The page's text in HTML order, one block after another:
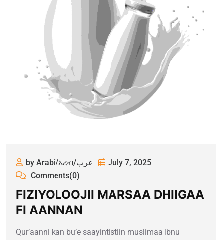
by Arabi/አረብ/عرب
July 7, 2025
Comments(0)
FIZIYOLOOJII MARSAA DHIIGAA
FI AANNAN
Qur’aanni kan bu’e saayintistiin muslimaa Ibnu